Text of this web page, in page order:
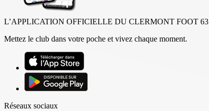
L’APPLICATION OFFICIELLE DU CLERMONT FOOT 63
Mettez le club dans votre poche et vivez chaque moment.
Réseaux sociaux